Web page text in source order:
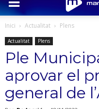
Inici Actualitat Plens
Actualitat Plens
Ple
aprovar el
general de